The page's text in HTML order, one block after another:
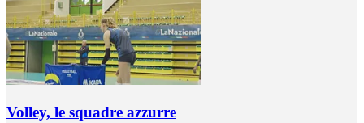
Volley, le squadre azzurre